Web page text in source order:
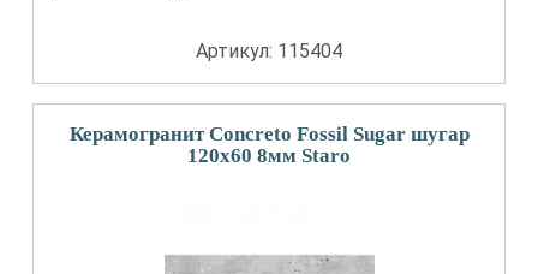
Артикул: 115404
Керамогранит Concreto Fossil Sugar шугар
120x60 8мм Staro